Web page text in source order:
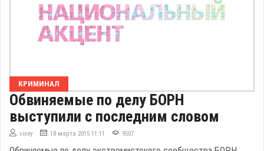
КРИМИНАЛ
Обвиняемые по делу БОРН
выступили с последним словом
vixey 18 марта 2015 11:11 9507